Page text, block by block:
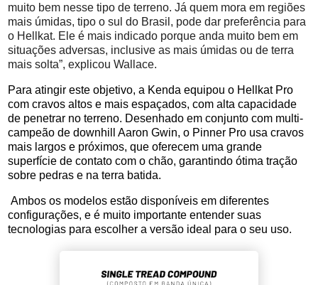
muito bem nesse tipo de terreno. Já quem mora em regiões
mais úmidas, tipo o sul do Brasil, pode dar preferência para
o Hellkat. Ele é mais indicado porque anda muito bem em
situações adversas, inclusive as mais úmidas ou de terra
mais solta”, explicou Wallace.
Para atingir este objetivo, a Kenda equipou o Hellkat Pro
com cravos altos e mais espaçados, com alta capacidade
de penetrar no terreno. Desenhado em conjunto com multi-
campeão de downhill Aaron Gwin, o Pinner Pro usa cravos
mais largos e próximos, que oferecem uma grande
superfície de contato com o chão, garantindo ótima tração
sobre pedras e na terra batida.
Ambos os modelos estão disponíveis em diferentes
configurações, e é muito importante entender suas
tecnologias para escolher a versão ideal para o seu uso.